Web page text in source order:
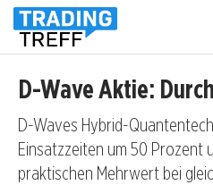
D-Wave Aktie:
D-Waves Hybrid-
Einsatzzeiten um 50 Prozent
praktischen Mehrwert bei